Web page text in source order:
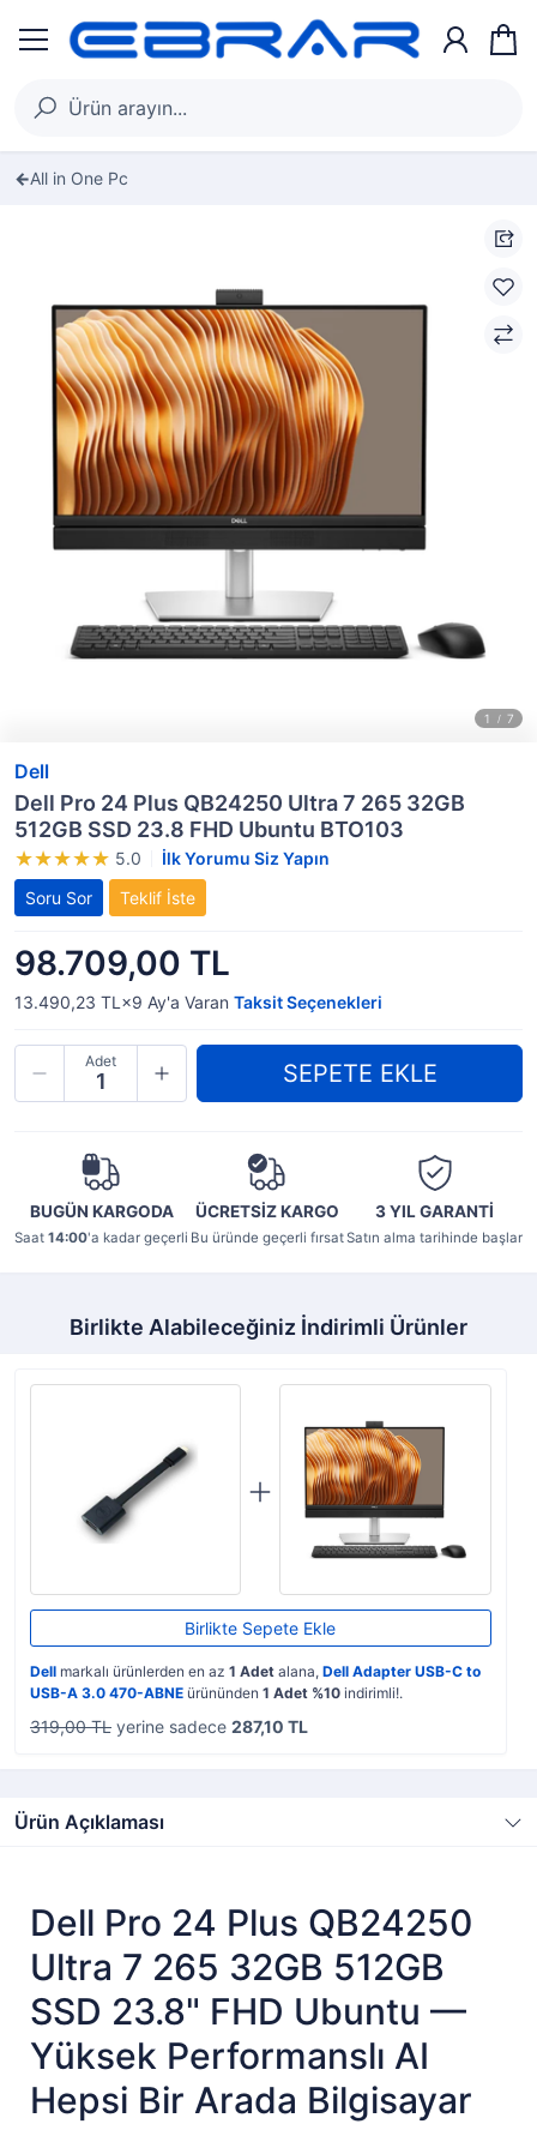
All in One Pc
Dell
Dell Pro 24 Plus QB24250 Ultra 7 265 32GB
512GB SSD 23.8 FHD Ubuntu BTO103
5.0
İlk Yorumu Siz Yapın
Soru Sor
Teklif İste
98.709,00 TL
13.490,23 TL×9 Ay'a Varan Taksit Seçenekleri
Adet
BUGÜN KARGODA
Saat 14:00'a kadar geçerli
ÜCRETSİZ KARGO
Bu üründe geçerli fırsat
3 YILGARANTİ
Satın alma tarihinde başlar
Birlikte Alabileceğiniz İndirimli Ürünler
Birlikte Sepete Ekle
Dell markalı ürünlerden en az 1 Adet alana, Dell Adapter USB-C to
USB-A 3.0 470-ABNE ürününden 1 Adet %10 indirimli!.
319,00 TL yerine sadece 287,10 TL
Ürün Açıklaması
Dell Pro 24 Plus QB24250
Ultra 7 265 32GB 512GB
SSD 23.8" FHD Ubuntu —
Yüksek Performanslı AI
Hepsi Bir Arada Bilgisayar